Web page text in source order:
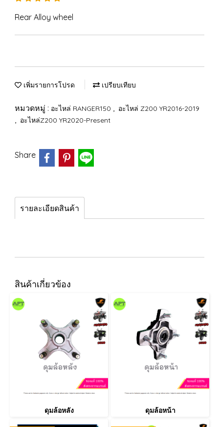
Rear Alloy wheel
เพิ่มรายการโปรด เปรียบเทียบ
หมวดหมู่ : อะไหล่ RANGER150 , อะไหล่ Z200 YR2016-2019
, อะไหล่Z200 YR2020-Present
Share
รายละเอียดสินค้า
สินค้าเกี่ยวข้อง
ดุมล้อหลัง ดุมล้อหน้า